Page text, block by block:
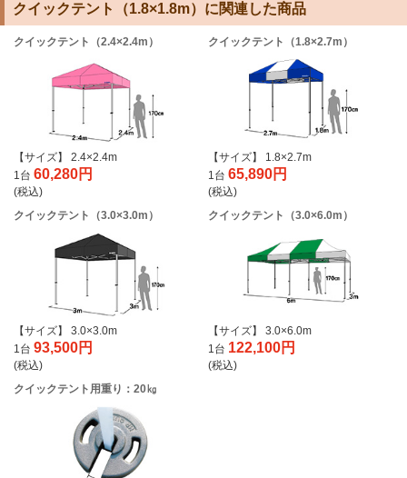
クイックテント（1.8×1.8m）に関連した商品
クイックテント（2.4×2.4m）
【サイズ】 2.4×2.4m
1台 60,280円
(税込)
クイックテント（1.8×2.7m）
【サイズ】 1.8×2.7m
1台 65,890円
(税込)
クイックテント（3.0×3.0m）
【サイズ】 3.0×3.0m
1台 93,500円
(税込)
クイックテント（3.0×6.0m）
【サイズ】 3.0×6.0m
1台 122,100円
(税込)
クイックテント用重り：20㎏